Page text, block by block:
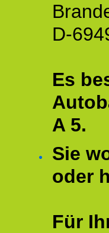
D-
Es
A 5.
Sie
oder
Für